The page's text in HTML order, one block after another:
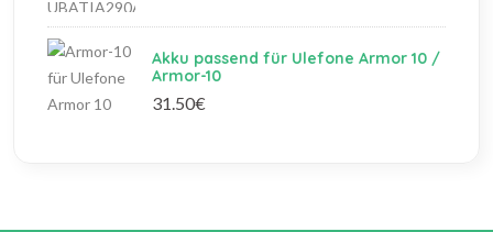
Akku passend für Ulefone Armor 10 /
Armor-10
31.50€